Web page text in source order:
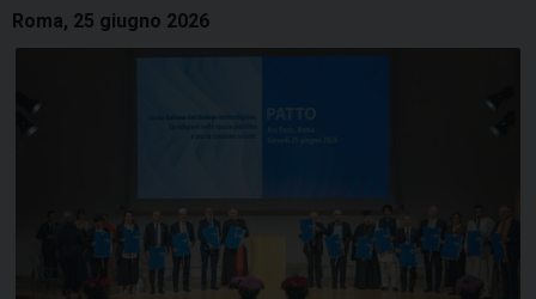
Roma, 25 giugno 2026